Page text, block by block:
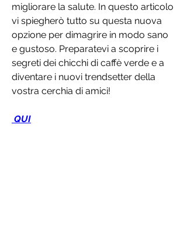
migliorare la salute. In questo articolo
vi spiegherò tutto su questa nuova
opzione per dimagrire in modo sano
e gustoso. Preparatevi a scoprire i
segreti dei chicchi di caffè verde e a
diventare i nuovi trendsetter della
vostra cerchia di amici!
QUI